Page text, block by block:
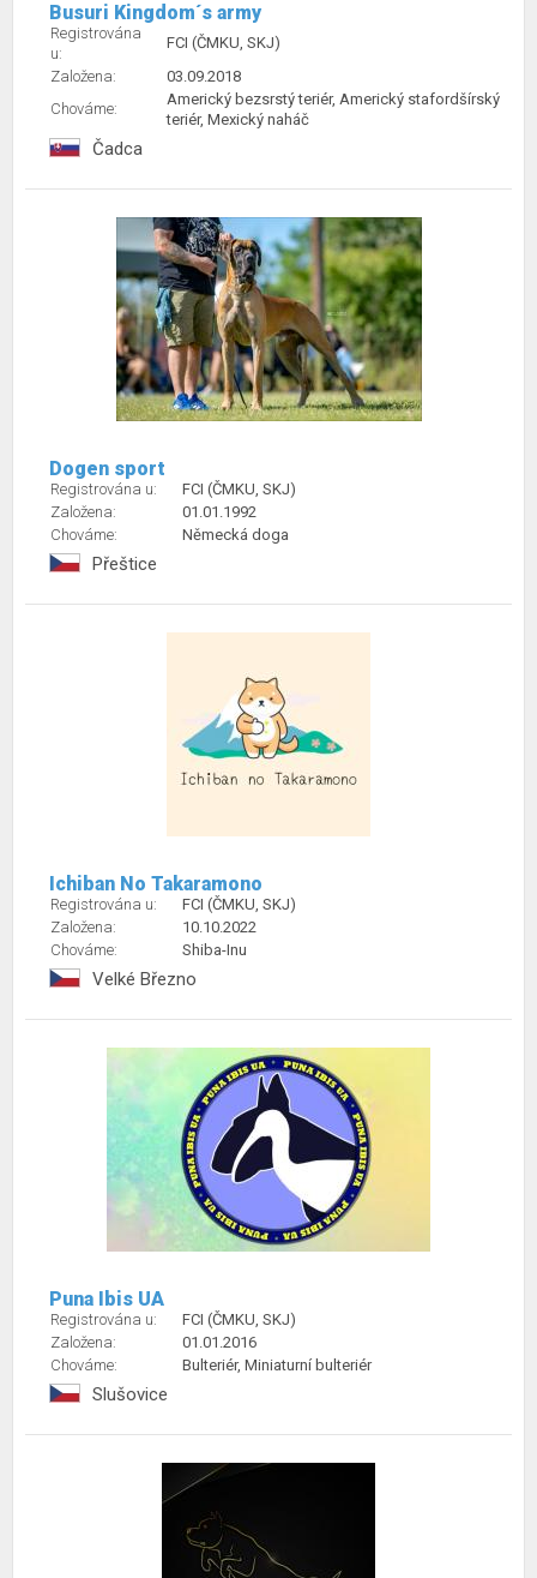
Busuri Kingdom´s army
Registrována
u:
FCI (ČMKU, SKJ)
Založena:
03.09.2018
Chováme:
Americký bezsrstý teriér, Americký stafordšírský
teriér, Mexický naháč
Čadca
Dogen sport
Registrována u:
FCI (ČMKU, SKJ)
Založena:
01.01.1992
Chováme:
Německá doga
Přeštice
Ichiban No Takaramono
Registrována u:
FCI (ČMKU, SKJ)
Založena:
10.10.2022
Chováme:
Shiba-Inu
Velké Březno
Puna Ibis UA
Registrována u:
FCI (ČMKU, SKJ)
Založena:
01.01.2016
Chováme:
Bulteriér, Miniaturní bulteriér
Slušovice